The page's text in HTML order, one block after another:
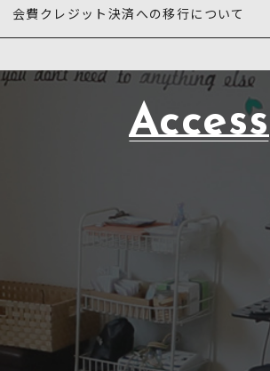
会費クレジット決済への移行について
Access